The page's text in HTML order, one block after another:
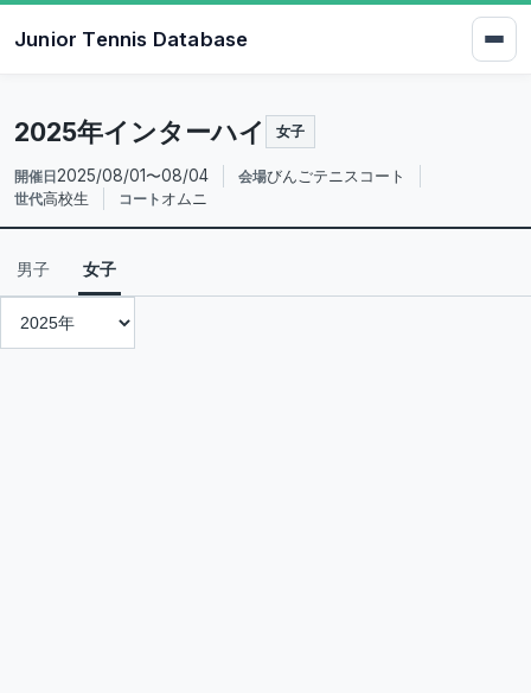
Junior Tennis Database
2025年インターハイ 女子
開催日 2025/08/01〜08/04 会場びんごテニスコート
世代高校生 コート オムニ
男子 女子